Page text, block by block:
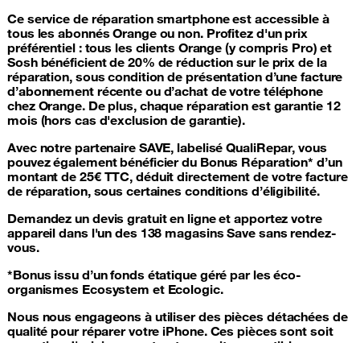
Ce service de réparation smartphoneest accessible à
tous les abonnés Orange ou non. Profitez d'un prix
préférentiel : tous les clients Orange (y compris Pro) et
Sosh bénéficient de 20% de réduction sur le prix de la
réparation, sous condition de présentation d’une facture
d’abonnement récente ou d’achat de votre téléphone
chez Orange. De plus, chaque réparation est garantie 12
mois (hors cas d'exclusion de garantie).
Avec notre partenaire SAVE, labelisé QualiRepar, vous
pouvez également bénéficier du Bonus Réparation* d’un
montant de 25€ TTC, déduit directement de votre facture
de réparation, sous certaines conditions d’éligibilité.
Demandez un devis gratuit en ligne et apportez votre
appareil dans l'un des 138 magasins Save sans rendez-
vous.
*Bonus issu d’un fonds étatique géré par les éco-
organismes Ecosystem et Ecologic.
Nous nous engageons à utiliserdes pièces détachées de
qualité pour réparer votre iPhone. Ces pièces sont soit